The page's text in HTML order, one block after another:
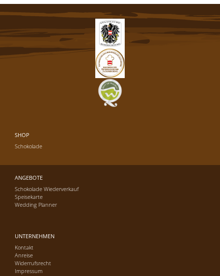
SHOP
Schokolade
ANGEBOTE
Schokolade Wiederverkauf
Speisekarte
Wedding Planner
UNTERNEHMEN
Kontakt
Anreise
Widerrufsrecht
Impressum